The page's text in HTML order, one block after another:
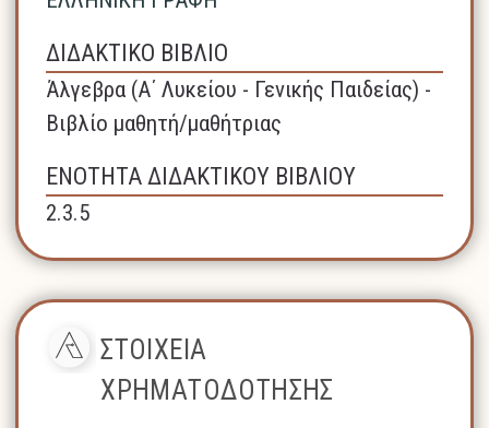
ΔΙΔΑΚΤΙΚΟ ΒΙΒΛΙΟ
Άλγεβρα (A΄ Λυκείου - Γενικής Παιδείας) -
Βιβλίο μαθητή/μαθήτριας
ΕΝΟΤΗΤΑ ΔΙΔΑΚΤΙΚΟΥ ΒΙΒΛΙΟΥ
2.3.5
ΣΤΟΙΧΕΙΑ
ΧΡΗΜΑΤΟΔΟΤΗΣΗΣ